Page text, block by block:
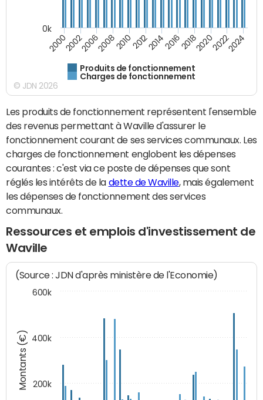
Produits de fonctionnement
Charges de fonctionnement
200020022006200820102012201420162018202020222024
0k
© JDN 2026
Les produits de fonctionnement représentent l'ensemble
des revenus permettant à Waville d'assurer le
fonctionnement courant de ses services communaux. Les
charges de fonctionnement englobent les dépenses
courantes : c'est via ce poste de dépenses que sont
réglés les intérêts de la dette de Waville, mais également
les dépenses de fonctionnement des services
communaux.
Ressources et emplois d'investissement de
Waville
Montants (€)
(Source : JDN d'après ministère de l'Economie)
200k
400k
600k